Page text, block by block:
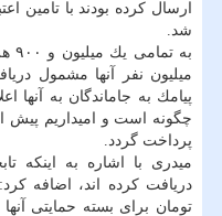
ارسال كرده بودند با تامین
شد.
به
میلیون نفر آنها مشمول
پیامك به جاماندگان به
چگونه است و امیداریم پیش
پرداخت گردد.
تومان برای بسته حمایتی